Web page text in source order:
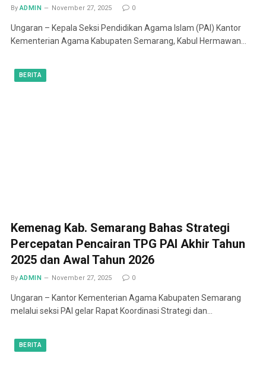
By ADMIN November 27, 2025 0
Ungaran – Kepala Seksi Pendidikan Agama Islam (PAI) Kantor
Kementerian Agama Kabupaten Semarang, Kabul Hermawan…
BERITA
Kemenag Kab. Semarang Bahas Strategi
Percepatan Pencairan TPG PAI Akhir Tahun
2025 dan Awal Tahun 2026
By ADMIN November 27, 2025 0
Ungaran – Kantor Kementerian Agama Kabupaten Semarang
melalui seksi PAI gelar Rapat Koordinasi Strategi dan…
BERITA